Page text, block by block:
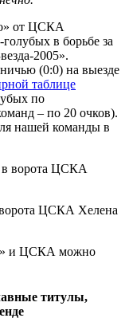
от ЦСКА
в борьбе за
2005».
(0:0) на выезде
таблице
по
– по 20 очков).
нашей команды в
ЦСКА Хелена
и ЦСКА можно
титулы,